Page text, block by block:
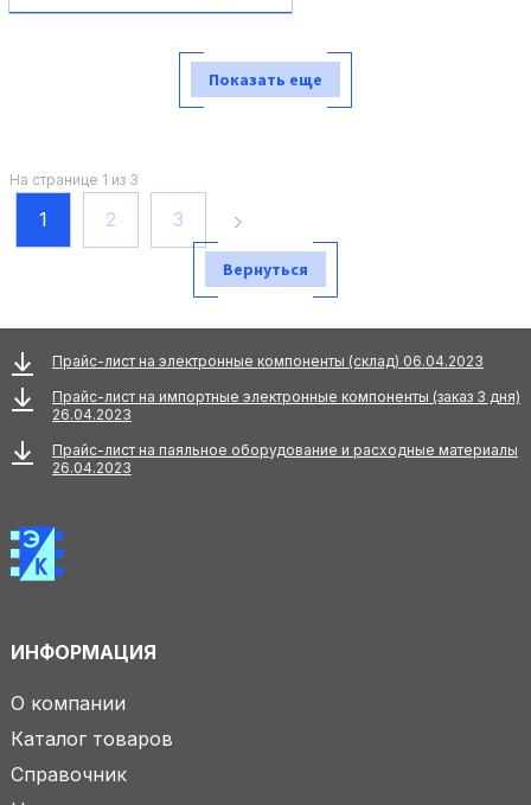
Показать еще
На странице 1 из 3
1 2 3
Вернуться
Прайс-лист на электронные компоненты (склад) 06.04.2023
Прайс-лист на импортные электронные компоненты (заказ 3 дня)
26.04.2023
Прайс-лист на паяльное оборудование и расходные материалы
26.04.2023
ИНФОРМАЦИЯ
О компании
Каталог товаров
Справочник